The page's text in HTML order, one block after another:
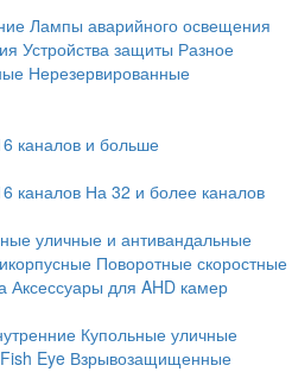
Лампы аварийного освещения
Устройства защиты Разное
Нерезервированные
каналов и больше
каналов На 32 и более каналов
уличные и антивандальные
Поворотные скоростные
Аксессуары для AHD камер
Купольные уличные
Fish Eye Взрывозащищенные